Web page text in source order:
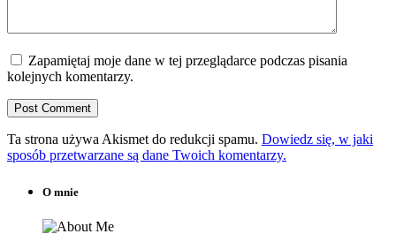
Zapamiętaj moje dane w tej przeglądarce podczas pisania
kolejnych komentarzy.
Ta strona używa Akismet do redukcji spamu. Dowiedz się, w jaki
sposób przetwarzane są dane Twoich komentarzy.
O mnie